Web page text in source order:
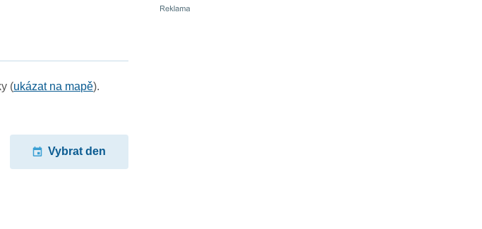
(ukázat na mapě).
Vybrat den